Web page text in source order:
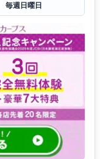
毎週日曜日